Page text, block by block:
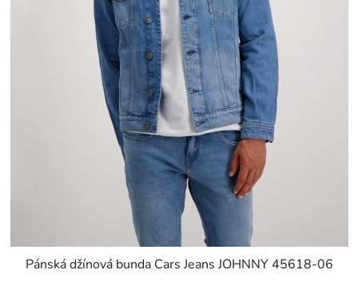
Pánská džínová bunda Cars Jeans JOHNNY 45618-06